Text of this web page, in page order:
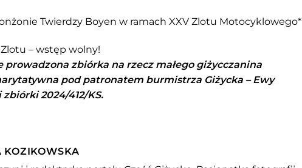
Twierdzy Boyen w ramach XXV Zlotu Motocyklowego*
– wstęp wolny!
prowadzona zbiórka na rzecz małego giżycczanina
pod patronatem burmistrza Giżycka – Ewy
2024/412/KS.
KOZIKOWSKA